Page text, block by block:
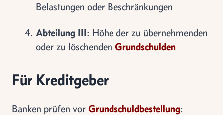
Belastungen oder Beschränkungen
Abteilung III: Höhe der zu übernehmenden
oder zu löschenden Grundschulden
Für Kreditgeber
Banken prüfen vor Grundschuldbestellung: